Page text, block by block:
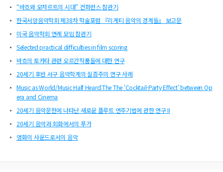
“바흐와 모차르트의 시대” 컨퍼런스 참관기
한국서양음악학회 제38차 학술포럼 『리게티 음악의 경계들』 보고문
미국 음악학회 연례 모임 참관기
Selected practical difficulties in film scoring
바흐의 토카타 관련 오르간작품들에 대한 연구
20세기 후반 서구 음악학계의 실증주의 연구 사례
Music as World/Music Half Heard:The The 'Cocktail-Party Effect' between Op
era and Cinema
20세기 음악문헌에 나타난 새로운 플루트 연주기법에 관한 연구 II
20세기 음악과 회화에서의 푸가
영화의 사운드로서의 음악